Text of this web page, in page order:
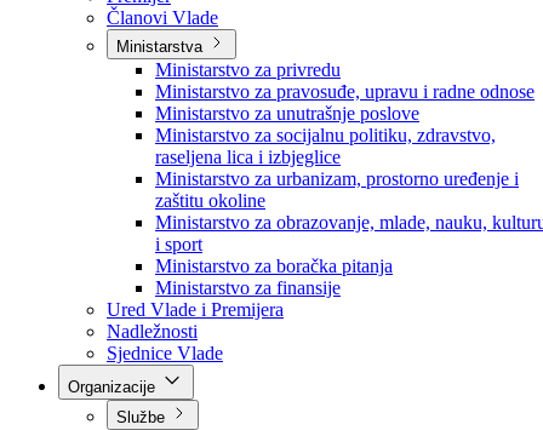
Vlada
Vlada BPK Goražde
Premijer
Članovi Vlade
Ministarstva
Ministarstvo za privredu
Ministarstvo za pravosuđe, upravu i radne odnose
Ministarstvo za unutrašnje poslove
Ministarstvo za socijalnu politiku, zdravstvo,
raseljena lica i izbjeglice
Ministarstvo za urbanizam, prostorno uređenje i
zaštitu okoline
Ministarstvo za obrazovanje, mlade, nauku,
i sport
Ministarstvo za boračka pitanja
Ministarstvo za finansije
Ured Vlade i Premijera
Nadležnosti
Sjednice Vlade